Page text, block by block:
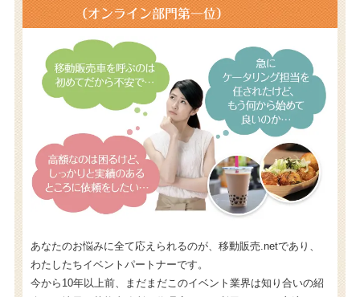
（オンライン部門第一位）
あなたのお悩みに全て応えられるのが、移動販売.netであり、
わたしたちイベントパートナーです。
今から10年以上前、まだまだこのイベント業界は知り合いの紹